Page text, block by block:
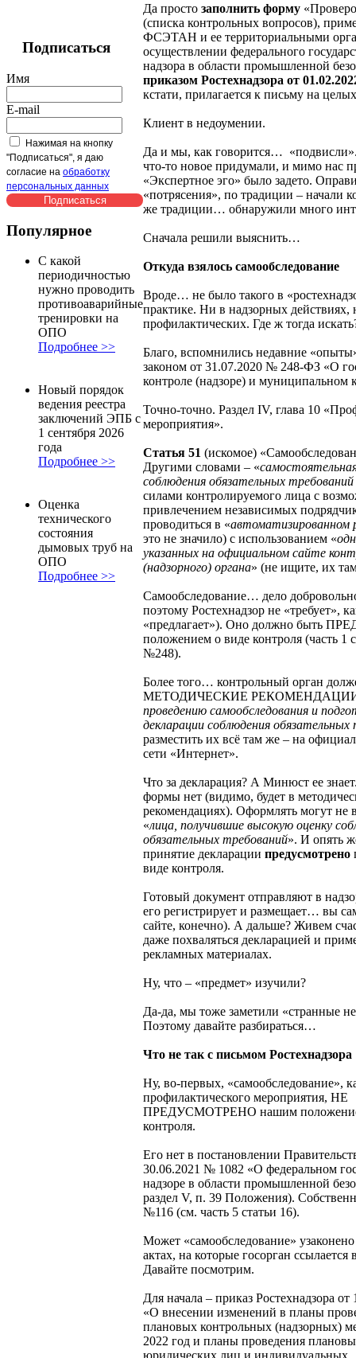
Подписаться
Имя
E-mail
Нажимая на кнопку
"Подписаться", я даю
согласие на обработку
персональных данных
Популярное
С какой
периодичностью
нужно проводить
противоаварийные
тренировки на
ОПО
Подробнее >>
Новый порядок
ведения реестра
заключений ЭПБ с
1 сентября 2026
года
Подробнее >>
Оценка
технического
состояния
дымовых труб на
ОПО
Подробнее >>
Да просто заполнить форму
(списка контрольных вопросов),
ФСЭТАН и ее территориальными
осуществлении федерального
надзора в области промышленной
приказом Ростехнадзора от
кстати, прилагается к письму на
Клиент в недоумении.
Да и мы, как говорится…
что-то новое придумали, и мимо нас
«Экспертное эго» было задето.
«потрясения», по традиции – начали
же традиции… обнаружили много
Сначала решили выяснить…
Откуда взялось самообследование
Вроде… не было такого в
практике. Ни в надзорных действиях,
профилактических. Где ж тогда
Благо, вспомнились недавние
законом от 31.07.2020 № 248-ФЗ «О
контроле (надзоре) и муниципальном
Точно-точно. Раздел IV, глава 10
мероприятия».
Статья 51 (искомое)
Другими словами – «
соблюдения обязательных требований
силами контролируемого лица с
привлечением независимых
проводиться в «автоматизированном
это не значило) с использованием «
указанных на официальном сайте
(надзорного) органа» (не ищите, их
Самообследование… дело
поэтому Ростехнадзор не «требует»,
«предлагает»). Оно должно быть
положением о виде контроля (часть 1
№248).
Более того… контрольный орган
МЕТОДИЧЕСКИЕ
проведению самообследования и
декларации соблюдения обязательных
разместить их всё там же – на
сети «Интернет».
Что за декларация? А Минюст ее
формы нет (видимо, будет в
рекомендациях). Оформлять могут не
«лица, получившие высокую оценку
обязательных требований». И опять
принятие декларации предусмотрено
виде контроля.
Готовый документ отправляют в
его регистрирует и размещает… вы
сайте, конечно). А дальше? Живем
даже похваляться декларацией и
рекламных материалах.
Ну, что – «предмет» изучили?
Да-да, мы тоже заметили «странные
Поэтому давайте разбираться…
Что не так с письмом Ростехнадзора
Ну, во-первых, «самообследование»,
профилактического мероприятия, НЕ
ПРЕДУСМОТРЕНО нашим
контроля.
Его нет в постановлении
30.06.2021 № 1082 «О федеральном
надзоре в области промышленной
раздел V, п. 39 Положения).
№116 (см. часть 5 статьи 16).
Может «самообследование»
актах, на которые госорган ссылается
Давайте посмотрим.
Для начала – приказ Ростехнадзора
«О внесении изменений в планы
плановых контрольных (надзорных)
2022 год и планы проведения
юридических лиц и индивидуальных